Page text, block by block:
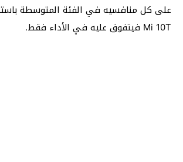
على كل منافسيه في الفئة المتوسطة
Mi 10T فيتفوق عليه في الأداء فقط.